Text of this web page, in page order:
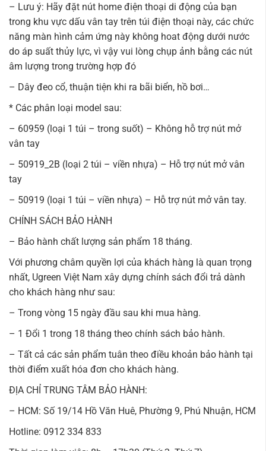
– Lưu ý: Hãy đặt nút home điện thoại di động của bạn
trong khu vực dấu vân tay trên túi điện thoại này, các chức
năng màn hình cảm ứng này không hoat động dưới nước
do áp suất thủy lực, vì vậy vui lòng chụp ảnh bằng các nút
âm lượng trong trường hợp đó
– Dây đeo cổ, thuận tiện khi ra bãi biển, hồ bơi…
* Các phân loại model sau:
– 60959 (loại 1 túi – trong suốt) – Không hỗ trợ nút mở
vân tay
– 50919_2B (loại 2 túi – viền nhựa) – Hỗ trợ nút mở vân
tay
– 50919 (loại 1 túi – viền nhựa) – Hỗ trợ nút mở vân tay.
CHÍNH SÁCH BẢO HÀNH
– Bảo hành chất lượng sản phẩm 18 tháng.
Với phương châm quyền lợi của khách hàng là quan trọng
nhất, Ugreen Việt Nam xây dựng chính sách đổi trả dành
cho khách hàng như sau:
– Trong vòng 15 ngày đầu sau khi mua hàng.
– 1 Đổi 1 trong 18 tháng theo chính sách bảo hành.
– Tất cả các sản phẩm tuân theo điều khoản bảo hành tại
thời điểm xuất hóa đơn cho khách hàng.
ĐỊA CHỈ TRUNG TÂM BẢO HÀNH:
– HCM: Số 19/14 Hồ Văn Huê, Phường 9, Phú Nhuận, HCM
Hotline: 0912 334 833